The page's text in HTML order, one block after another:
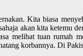
Kita biasa
akan kita ketemu
melihat tuan rumah
korbannya. Di